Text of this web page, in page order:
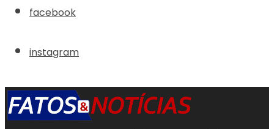
facebook
instagram